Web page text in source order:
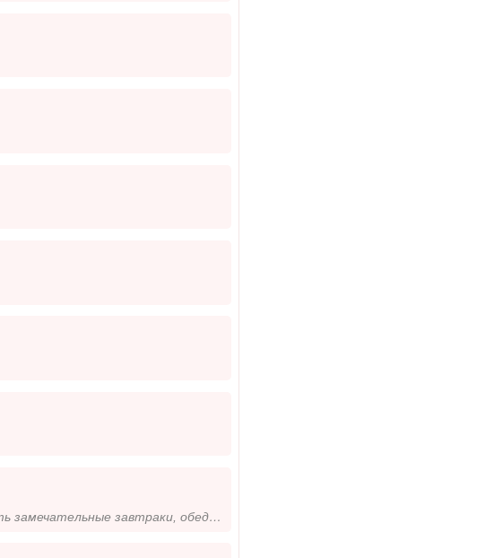
Характер спокойный, не конфликтный. Люблю и умею готовить замечательные завтраки, обеды и ужины. Надеюсь встретить надёж...